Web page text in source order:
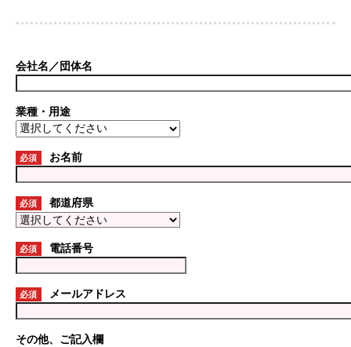
会社名／団体名
業種・用途
必須 お名前
必須 都道府県
必須 電話番号
必須 メールアドレス
その他、ご記入欄